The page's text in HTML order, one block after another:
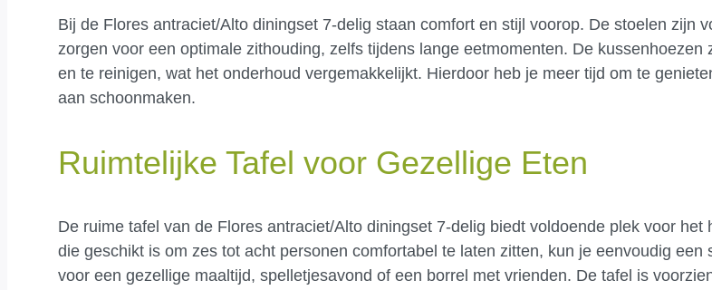
Bij de Flores antraciet/Alto diningset 7-delig staan comfort en stijl voorop. De stoelen zijn
zorgen voor een optimale zithouding, zelfs tijdens lange eetmomenten. De kussenhoezen
en te reinigen, wat het onderhoud vergemakkelijkt. Hierdoor heb je meer tijd om te
aan schoonmaken.
Ruimtelijke Tafel voor Gezellige Eten
De ruime tafel van de Flores antraciet/Alto diningset 7-delig biedt voldoende plek voor het
die geschikt is om zes tot acht personen comfortabel te laten zitten, kun je eenvoudig een
voor een gezellige maaltijd, spelletjesavond of een borrel met vrienden. De tafel is